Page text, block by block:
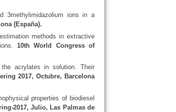
3methylimidazolium ions in a
(España).
methods in extractive
10th World Congress of
acrylates in solution. Their
2017, Octubre, Barcelona
properties of biodiesel
2017, Julio, Las Palmas de